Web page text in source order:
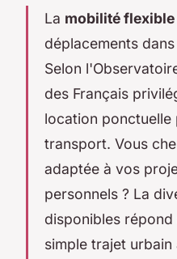
La mobilité flexible
déplacements
Selon
des Français
location ponctuelle
transport. Vous
adaptée à vos
personnels ? La
disponibles
simple trajet urbain